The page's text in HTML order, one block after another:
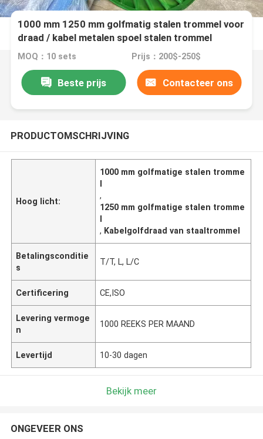
1000 mm 1250 mm golfmatig stalen trommel voor
draad / kabel metalen spoel stalen trommel
MOQ：10 sets Prijs：200$-250$
Beste prijs Contacteer ons
PRODUCTOMSCHRIJVING
Hoog licht:
1000 mm golfmatige stalen tromme
l
,
1250 mm golfmatige stalen tromme
l
, Kabelgolfdraad van staaltrommel
Betalingsconditie
s
T/T, L, L/C
Certificering CE,ISO
Levering vermoge
n
1000 REEKS PER MAAND
Levertijd 10-30 dagen
Bekijk meer
ONGEVEER ONS